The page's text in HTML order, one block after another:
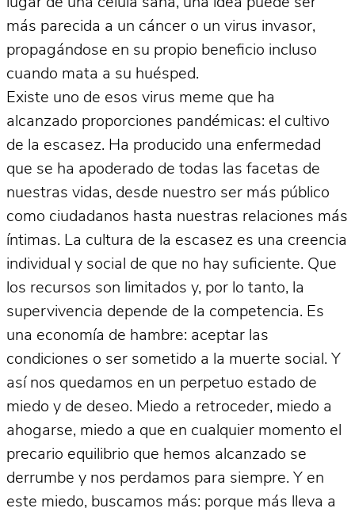
más parecida a un cáncer o un virus invasor,
propagándose en su propio beneficio incluso
cuando mata a su huésped.
Existe uno de esos virus meme que ha
alcanzado proporciones pandémicas: el cultivo
de la escasez. Ha producido una enfermedad
que se ha apoderado de todas las facetas de
nuestras vidas, desde nuestro ser más público
como ciudadanos hasta nuestras relaciones más
íntimas. La cultura de la escasez es una creencia
individual y social de que no hay suficiente. Que
los recursos son limitados y, por lo tanto, la
supervivencia depende de la competencia. Es
una economía de hambre: aceptar las
condiciones o ser sometido a la muerte social. Y
así nos quedamos en un perpetuo estado de
miedo y de deseo. Miedo a retroceder, miedo a
ahogarse, miedo a que en cualquier momento el
precario equilibrio que hemos alcanzado se
derrumbe y nos perdamos para siempre. Y en
este miedo, buscamos más: porque más lleva a